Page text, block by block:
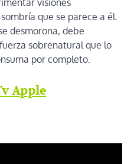
visiones
que se parece a él.
desmorona, debe
sobrenatural que lo
por completo.
Apple